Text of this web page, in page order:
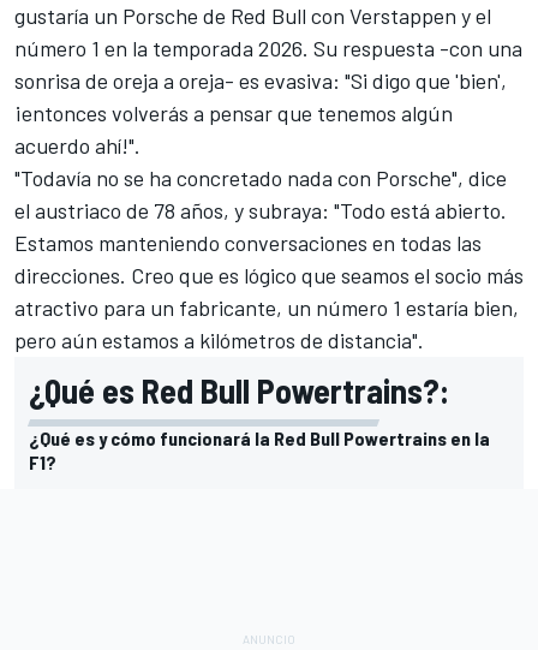
gustaría un Porsche de Red Bull con Verstappen y el
número 1 en la temporada 2026. Su respuesta -con una
sonrisa de oreja a oreja- es evasiva: "Si digo que 'bien',
¡entonces volverás a pensar que tenemos algún
acuerdo ahí!".
"Todavía no se ha concretado nada con Porsche", dice
el austriaco de 78 años, y subraya: "Todo está abierto.
Estamos manteniendo conversaciones en todas las
direcciones. Creo que es lógico que seamos el socio más
atractivo para un fabricante, un número 1 estaría bien,
pero aún estamos a kilómetros de distancia".
¿Qué es Red Bull Powertrains?:
¿Qué es y cómo funcionará la Red Bull Powertrains en la
F1?